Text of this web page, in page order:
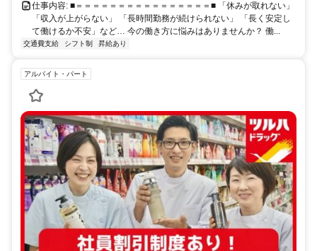
仕事内容: ■＝＝＝＝＝＝＝＝＝＝＝＝＝＝＝＝■ 「休みが取れない」
「収入が上がらない」 「長時間勤務が続けられない」 「長く安定し
て働けるか不安」など… 今の働き方に悩みはありませんか？ 働...
交通費支給 シフト制 昇給あり
アルバイト・パート